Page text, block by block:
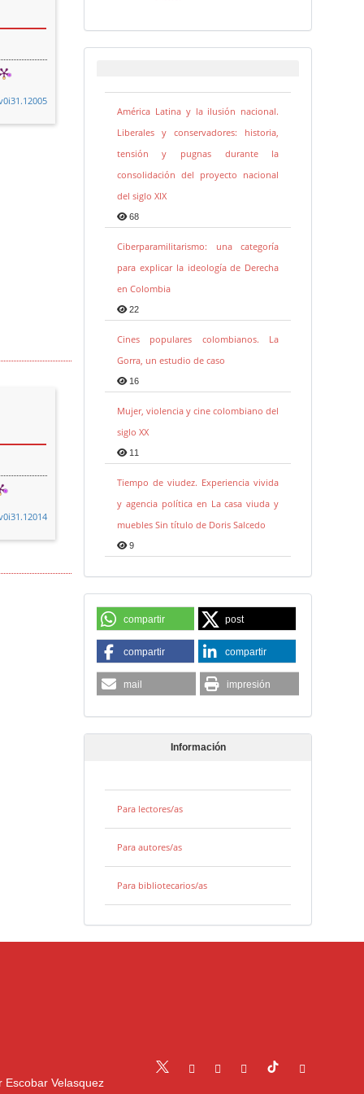
América Latina y la ilusión nacional.
Liberales y conservadores: historia,
tensión y pugnas durante la
consolidación del proyecto nacional
del siglo XIX
68
Ciberparamilitarismo: una categoría
para explicar la ideología de Derecha
en Colombia
22
Cines populares colombianos. La
Gorra, un estudio de caso
16
Mujer, violencia y cine colombiano del
siglo XX
11
Tiempo de viudez. Experiencia vivida
y agencia política en La casa viuda y
muebles Sin título de Doris Salcedo
9
compartir post
compartir compartir
mail impresión
Información
Para lectores/as
Para autores/as
Para bibliotecarios/as
Escobar Velasquez